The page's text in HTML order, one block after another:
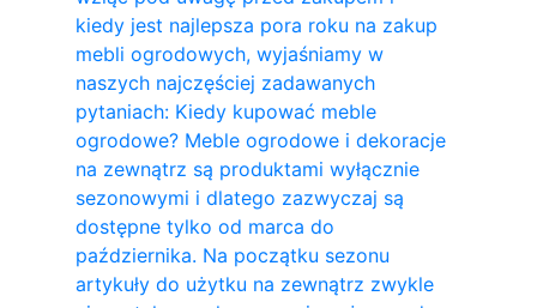
kiedy jest najlepsza pora roku na zakup
mebli ogrodowych, wyjaśniamy w
naszych najczęściej zadawanych
pytaniach: Kiedy kupować meble
ogrodowe? Meble ogrodowe i dekoracje
na zewnątrz są produktami wyłącznie
sezonowymi i dlatego zazwyczaj są
dostępne tylko od marca do
października. Na początku sezonu
artykuły do ​​użytku na zewnątrz zwykle